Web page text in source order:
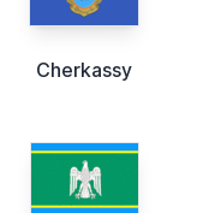
Cherkassy